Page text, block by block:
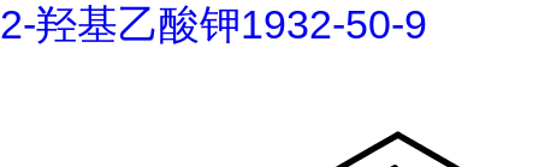
2-羟基乙酸钾1932-50-9